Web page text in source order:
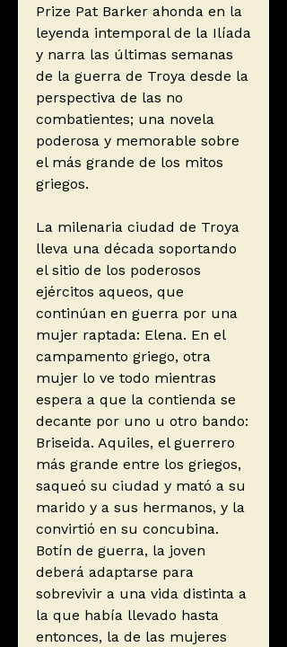
Prize Pat Barker ahonda en la
leyenda intemporal de la Ilíada
y narra las últimas semanas
de la guerra de Troya desde la
perspectiva de las no
combatientes; una novela
poderosa y memorable sobre
el más grande de los mitos
griegos.
La milenaria ciudad de Troya
lleva una década soportando
el sitio de los poderosos
ejércitos aqueos, que
continúan en guerra por una
mujer raptada: Elena. En el
campamento griego, otra
mujer lo ve todo mientras
espera a que la contienda se
decante por uno u otro bando:
Briseida. Aquiles, el guerrero
más grande entre los griegos,
saqueó su ciudad y mató a su
marido y a sus hermanos, y la
convirtió en su concubina.
Botín de guerra, la joven
deberá adaptarse para
sobrevivir a una vida distinta a
la que había llevado hasta
entonces, la de las mujeres